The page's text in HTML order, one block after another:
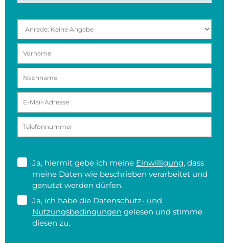
Ja, hiermit gebe ich meine Einwilligung, dass
meine Daten wie beschrieben verarbeitet und
genutzt werden dürfen.
Ja, ich habe die Datenschutz- und
Nutzungsbedingungen gelesen und stimme
diesen zu.